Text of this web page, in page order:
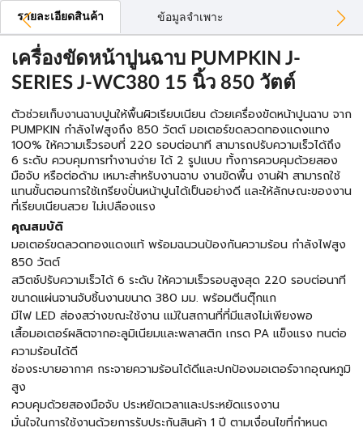
รายละเอียดสินค้า ข้อมูลจำเพาะ
เครื่องขัดหน้าปูนฉาบ PUMPKIN J-
SERIES J-WC380 15 นิ้ว 850 วัตต์
ตัวช่วยเก็บงานฉาบปูนให้พื้นผิวเรียบเนียน ด้วยเครื่องขัดหน้าปูนฉาบ จาก
PUMPKIN กำลังไฟสูงถึง 850 วัตต์ มอเตอร์ขดลวดทองแดงแทง
100% ให้ความเร็วรอบที่ 220 รอบต่อนาที สามารถปรับความเร็วได้ถึง
6 ระดับ ควบคุมการทำงานง่าย ได้ 2 รูปแบบ ทั้งการควบคุมด้วยสอง
มือจับ หรือต่อด้าม เหมาะสำหรับงานฉาบ งานขัดพื้น งานฝ้า สามารถใช้
แทนขั้นตอนการใช้เกรียงปั่นหน้าปูนได้เป็นอย่างดี และให้ลักษณะของงาน
ที่เรียบเนียนสวย ไม่เปลืองแรง
คุณสมบัติ
มอเตอร์ขดลวดทองแดงแท้ พร้อมฉนวนป้องกันความร้อน กำลังไฟสูง
850 วัตต์
สวิตช์ปรับความเร็วได้ 6 ระดับ ให้ความเร็วรอบสูงสุด 220 รอบต่อนาที
ขนาดแผ่นจานจับชิ้นงานขนาด 380 มม. พร้อมตีนตุ๊กแก
มีไฟ LED ส่องสว่างขณะใช้งาน แม้ในสถานที่ที่มีแสงไม่เพียงพอ
เสื้อมอเตอร์ผลิตจากอะลูมิเนียมและพลาสติก เกรด PA แข็งแรง ทนต่อ
ความร้อนได้ดี
ช่องระบายอากาศ กระจายความร้อนได้ดีและปกป้องมอเตอร์จากอุณหภูมิ
สูง
ควบคุมด้วยสองมือจับ ประหยัดเวลาและประหยัดแรงงาน
มั่นใจในการใช้งานด้วยการรับประกันสินค้า 1 ปี ตามเงื่อนไขที่กำหนด